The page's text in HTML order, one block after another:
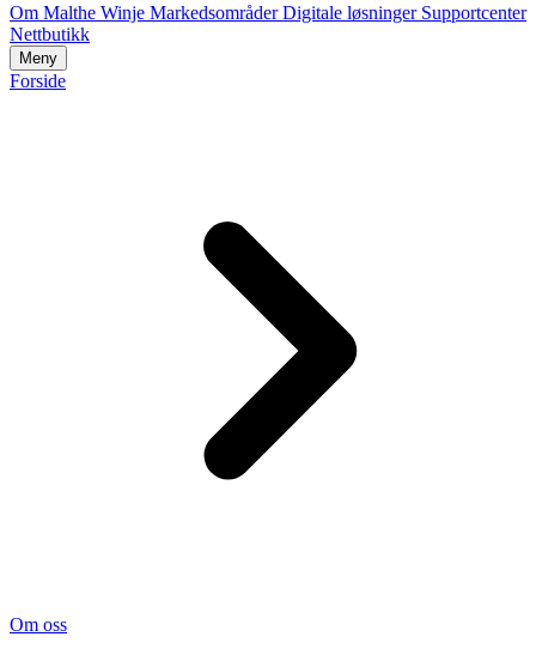
Om Malthe Winje MarkedsområderDigitale løsninger Supportcenter
Nettbutikk
Meny
Forside
Om oss